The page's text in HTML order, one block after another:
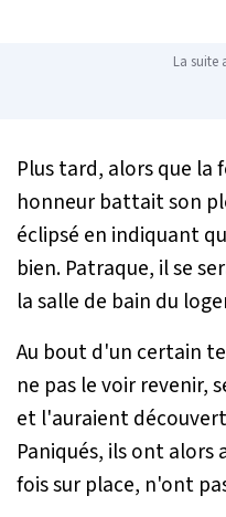
La suite
Plus tard, alors que la
honneur battait son
éclipsé en indiquant
bien. Patraque, il se
la salle de bain du
Au bout d'un certain
ne pas le voir revenir,
et l'auraient
Paniqués, ils ont alors
fois sur place, n'ont